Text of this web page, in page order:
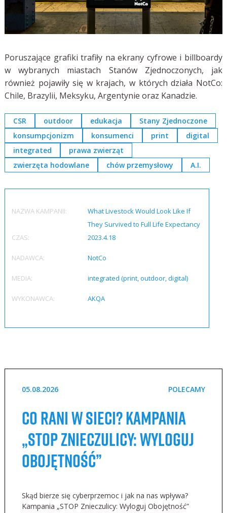
Poruszające grafiki trafiły na ekrany cyfrowe i billboardy
w wybranych miastach Stanów Zjednoczonych, jak
również pojawiły się w krajach, w których działa NotCo:
Chile, Brazylii, Meksyku, Argentynie oraz Kanadzie.
CSR outdoor edukacja
Stany Zjednoczone
konsumpcjonizm
konsumenci print
digital
integrated
prawa zwierząt
zwierzęta hodowlane
chów przemysłowy A.I.
NAZWA KAMPANII:
What Livestock Would Look Like If
They Survived to Full Life Expectancy
CZAS:
2023.4.18
NADAWCA: NotCo
MEDIA: integrated (print, outdoor, digital)
WYKONAWCA: AKQA
05.08.2026 POLECAMY
Co rani w sieci? Kampania
„STOP Znieczulicy: Wyloguj
Obojętność”
Skąd bierze się cyberprzemoc i jak na nas wpływa?
Kampania „STOP Znieczulicy: Wyloguj Obojętność”